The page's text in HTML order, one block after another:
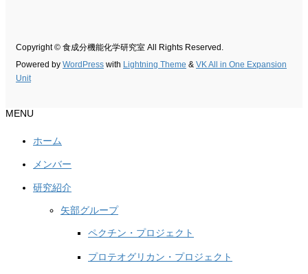
Copyright © 食成分機能化学研究室 All Rights Reserved.
Powered by WordPress with Lightning Theme & VK All in One Expansion
Unit
MENU
ホーム
メンバー
研究紹介
矢部グループ
ペクチン・プロジェクト
プロテオグリカン・プロジェクト